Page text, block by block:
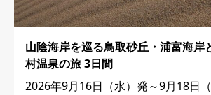
山陰海岸を巡る鳥取砂丘・浦富海岸
村温泉の旅 3日間
2026年9月16日（水）発～9月18日